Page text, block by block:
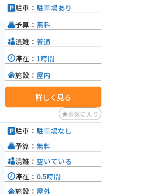
駐車： 駐車場あり
予算： 無料
混雑： 普通
滞在： 1時間
施設： 屋内
詳しく見る
お気に入り
駐車： 駐車場なし
予算： 無料
混雑： 空いている
滞在： 0.5時間
施設： 屋外